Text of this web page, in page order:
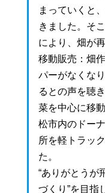
まっていくと
きました。そ
により、畑が
移動販売：畑
パーがなくな
るとの声を聴
菜を中心に移
松市内のドー
所を軽トラッ
た。
“ありがとうが
づくり”を目指